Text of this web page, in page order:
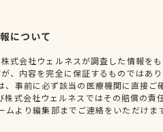
について
式会社ウェルネスが調査した情報を
、内容を完全に保証するものではあ
事前に必ず該当の医療機関に直接ご
式会社ウェルネスではその賠償の責
より編集部までご連絡をいただけま